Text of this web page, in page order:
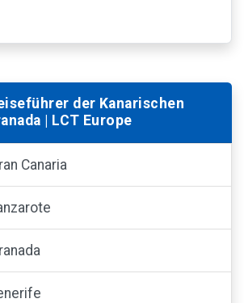
der Kanarischen
| LCT Europe
Canaria